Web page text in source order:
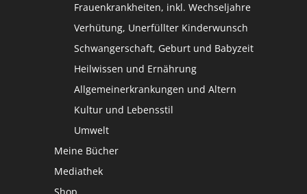
Frauenkrankheiten, inkl. Wechseljahre
Verhütung, Unerfüllter Kinderwunsch
Schwangerschaft, Geburt und Babyzeit
Heilwissen und Ernährung
Allgemeinerkrankungen und Altern
Kultur und Lebensstil
Umwelt
Meine Bücher
Mediathek